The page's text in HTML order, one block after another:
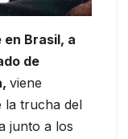
en Brasil, a
de
viene
la trucha del
junto a los